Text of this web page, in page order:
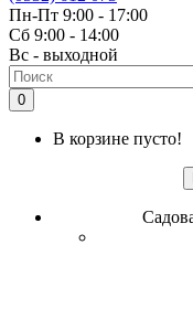
Пн-Пт 9:00 - 17:00
Сб 9:00 - 14:00
Вс - выходной
0
В корзине пусто!